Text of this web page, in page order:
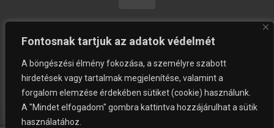
Fontosnak tartjuk az adatok védelmét
A böngészési élmény fokozása, a személyre szabott
hirdetések vagy tartalmak megjelenítése, valamint a
forgalom elemzése érdekében sütiket (cookie) használunk.
A "Mindet elfogadom" gombra kattintva hozzájárulhat a sütik
használatához.
Vásárolni jó © Minden jog fenntartva.